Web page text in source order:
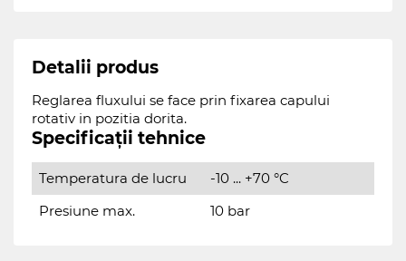
Detalii produs
Reglarea fluxului se face prin fixarea capului
rotativ in pozitia dorita.
Specificații tehnice
Temperatura de lucru
-10 ... +70 °C
Presiune max.
10 bar